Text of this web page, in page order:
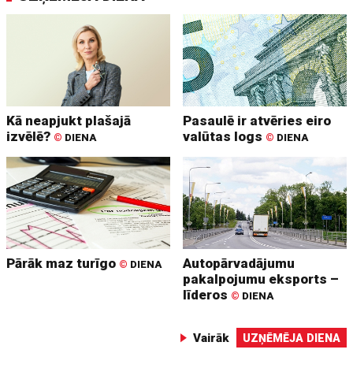
Kā neapjukt plašajā
izvēlē? © DIENA
Pasaulē ir atvēries eiro
valūtas logs © DIENA
Pārāk maz turīgo © DIENA
Autopārvadājumu
pakalpojumu eksports –
līderos © DIENA
Vairāk UZŅĒMĒJA DIENA